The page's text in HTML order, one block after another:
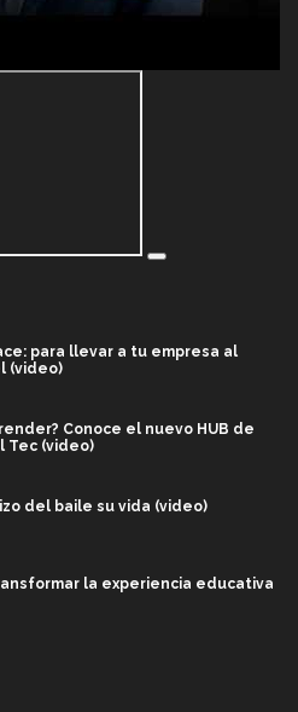
para llevar a tu empresa al
(video)
Conoce el nuevo HUB de
Tec (video)
del baile su vida (video)
la experiencia educativa